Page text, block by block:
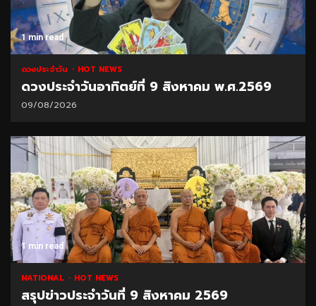
1 min read
ดวงประจำวัน HOT NEWS
ดวงประจำวันอาทิตย์ที่ 9 สิงหาคม พ.ศ.2569
09/08/2026
1 min read
NATIONAL HOT NEWS
สรุปข่าวประจำวันที่ 9 สิงหาคม 2569